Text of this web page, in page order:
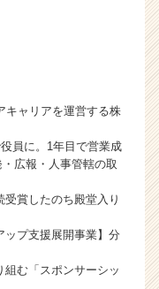
キャリアを運営する株
員に。1年目で営業成
広報・人事管轄の取
賞したのち殿堂入り
ップ支援展開事業】分
む「スポンサーシッ